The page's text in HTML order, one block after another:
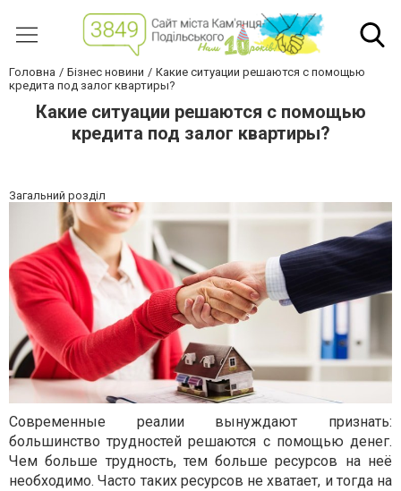
Головна Бізнес новини
Какие ситуации решаются с помощью
кредита под залог квартиры?
Какие ситуации решаются с помощью
кредита под залог квартиры?
Загальний розділ
Современные реалии вынуждают признать:
большинство трудностей решаются с помощью денег.
Чем больше трудность, тем больше ресурсов на неё
необходимо. Часто таких ресурсов не хватает, и тогда на